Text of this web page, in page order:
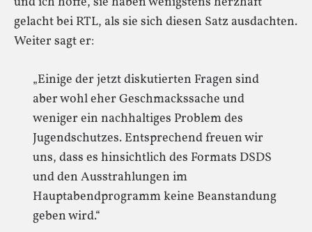
gelacht bei RTL, als sie sich diesen Satz ausdachten.
Weiter sagt er:
„Einige der jetzt diskutierten Fragen sind
aber wohl eher Geschmackssache und
weniger ein nachhaltiges Problem des
Jugendschutzes. Entsprechend freuen wir
uns, dass es hinsichtlich des Formats DSDS
und den Ausstrahlungen im
Hauptabendprogramm keine Beanstandung
geben wird.“